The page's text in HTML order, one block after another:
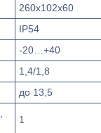
260x102x60
IP54
-20…+40
1,4/1,8
до 13,5
1